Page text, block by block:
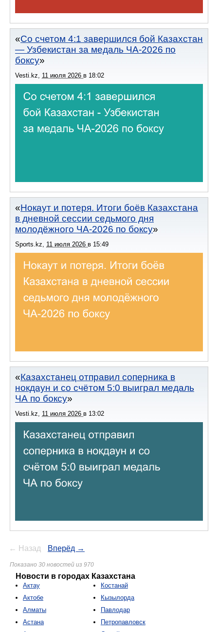
Со счетом 4:1 завершился бой Казахстан
— Узбекистан за медаль ЧА-2026 по
боксу
Vesti.kz 11 июля 2026 в 18:02
Нокаут и потеря. Итоги боёв Казахстана
в дневной сессии седьмого дня
молодёжного ЧА-2026 по боксу
Sports.kz, 11 июля 2026 в 15:49
Казахстанец отправил соперника в
нокдаун и со счётом 5:0 выиграл медаль
ЧА по боксу
Vesti.kz, 11 июля 2026 в 13:02
← Назад Вперёд →
Показано 30 новостей из 970
Новости в городах Казахстана
Актау
Актобе
Алматы
Астана
Костанай
Кызылорда
Павлодар
Петропавловск